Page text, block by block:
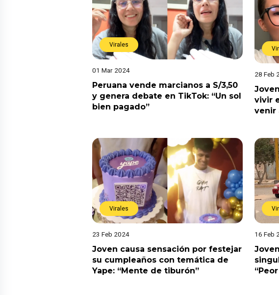
Virales
01 Mar 2024
Peruana vende marcianos a S/3,50
y genera debate en TikTok: “Un sol
bien pagado”
28 Feb
vivir
venir
Virales
23 Feb 2024
Joven causa sensación por festejar
su cumpleaños con temática de
Yape: “Mente de tiburón”
16 Feb